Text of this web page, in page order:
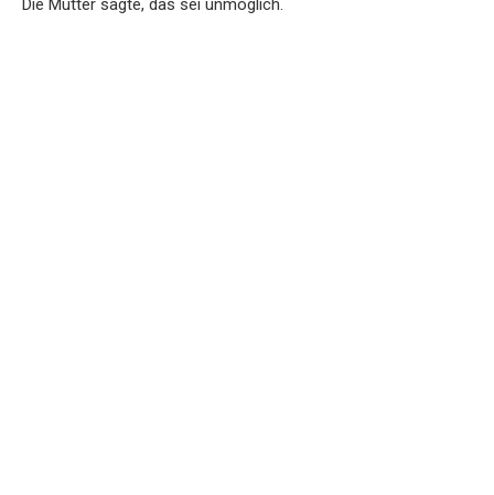
Die Mutter sagte, das sei unmöglich.